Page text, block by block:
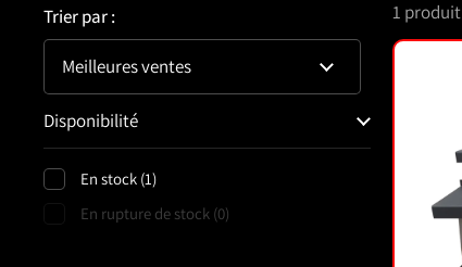
Disponibilité
En stock (1)
En rupture de stock (0)
Trier par : 1 produit